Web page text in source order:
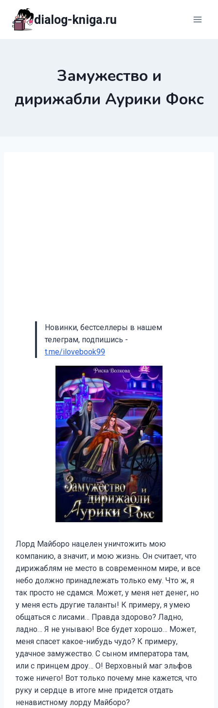
содержимому
dialog-kniga.ru
Замужество и
дирижабли Аурики Фокс
Новинки, бестселлеры в нашем
телеграм, подпишись -
t.me/ilovebook99
Лорд Майборо нацелен уничтожить мою
компанию, а значит, и мою жизнь. Он считает, что
дирижаблям не место в современном мире, и все
небо должно принадлежать только ему. Что ж, я
так просто не сдамся. Может, у меня нет денег, но
у меня есть другие таланты! К примеру, я умею
общаться с лисами… Правда здорово? Ладно,
ладно… Я не унываю! Все будет хорошо… Может,
меня спасет какое-нибудь чудо? К примеру,
удачное замужество. С сыном императора там,
или с принцем дроу… О! Верховный маг эльфов
тоже ничего! Вот только почему мне кажется, что
руку и сердце в итоге мне придется отдать
ненавистному лорду Майборо?